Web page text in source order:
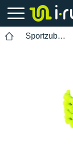
Sportzubehör